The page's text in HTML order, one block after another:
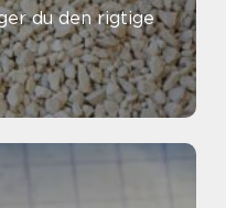
du den rigtige